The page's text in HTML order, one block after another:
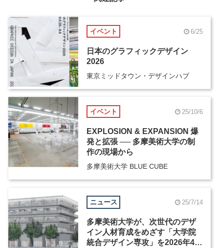
イベント 6/25
日本のグラフィックデザイン
2026
東京ミッドタウン・デザインハブ
イベント 25/10/6
EXPLOSION & EXPANSION 爆
発と拡張 ── 多摩美術大学の制
作の現場から
多摩美術大学 BLUE CUBE
ニュース 25/7/14
多摩美術大学が、次世代のデザ
イン人材育成をめざす「大学院
統合デザイン専攻」を2026年4月